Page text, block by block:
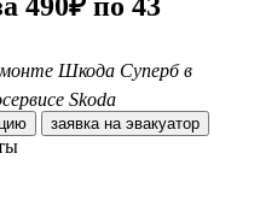
по 43
Шкода Суперб в
Skoda
заявка на эвакуатор